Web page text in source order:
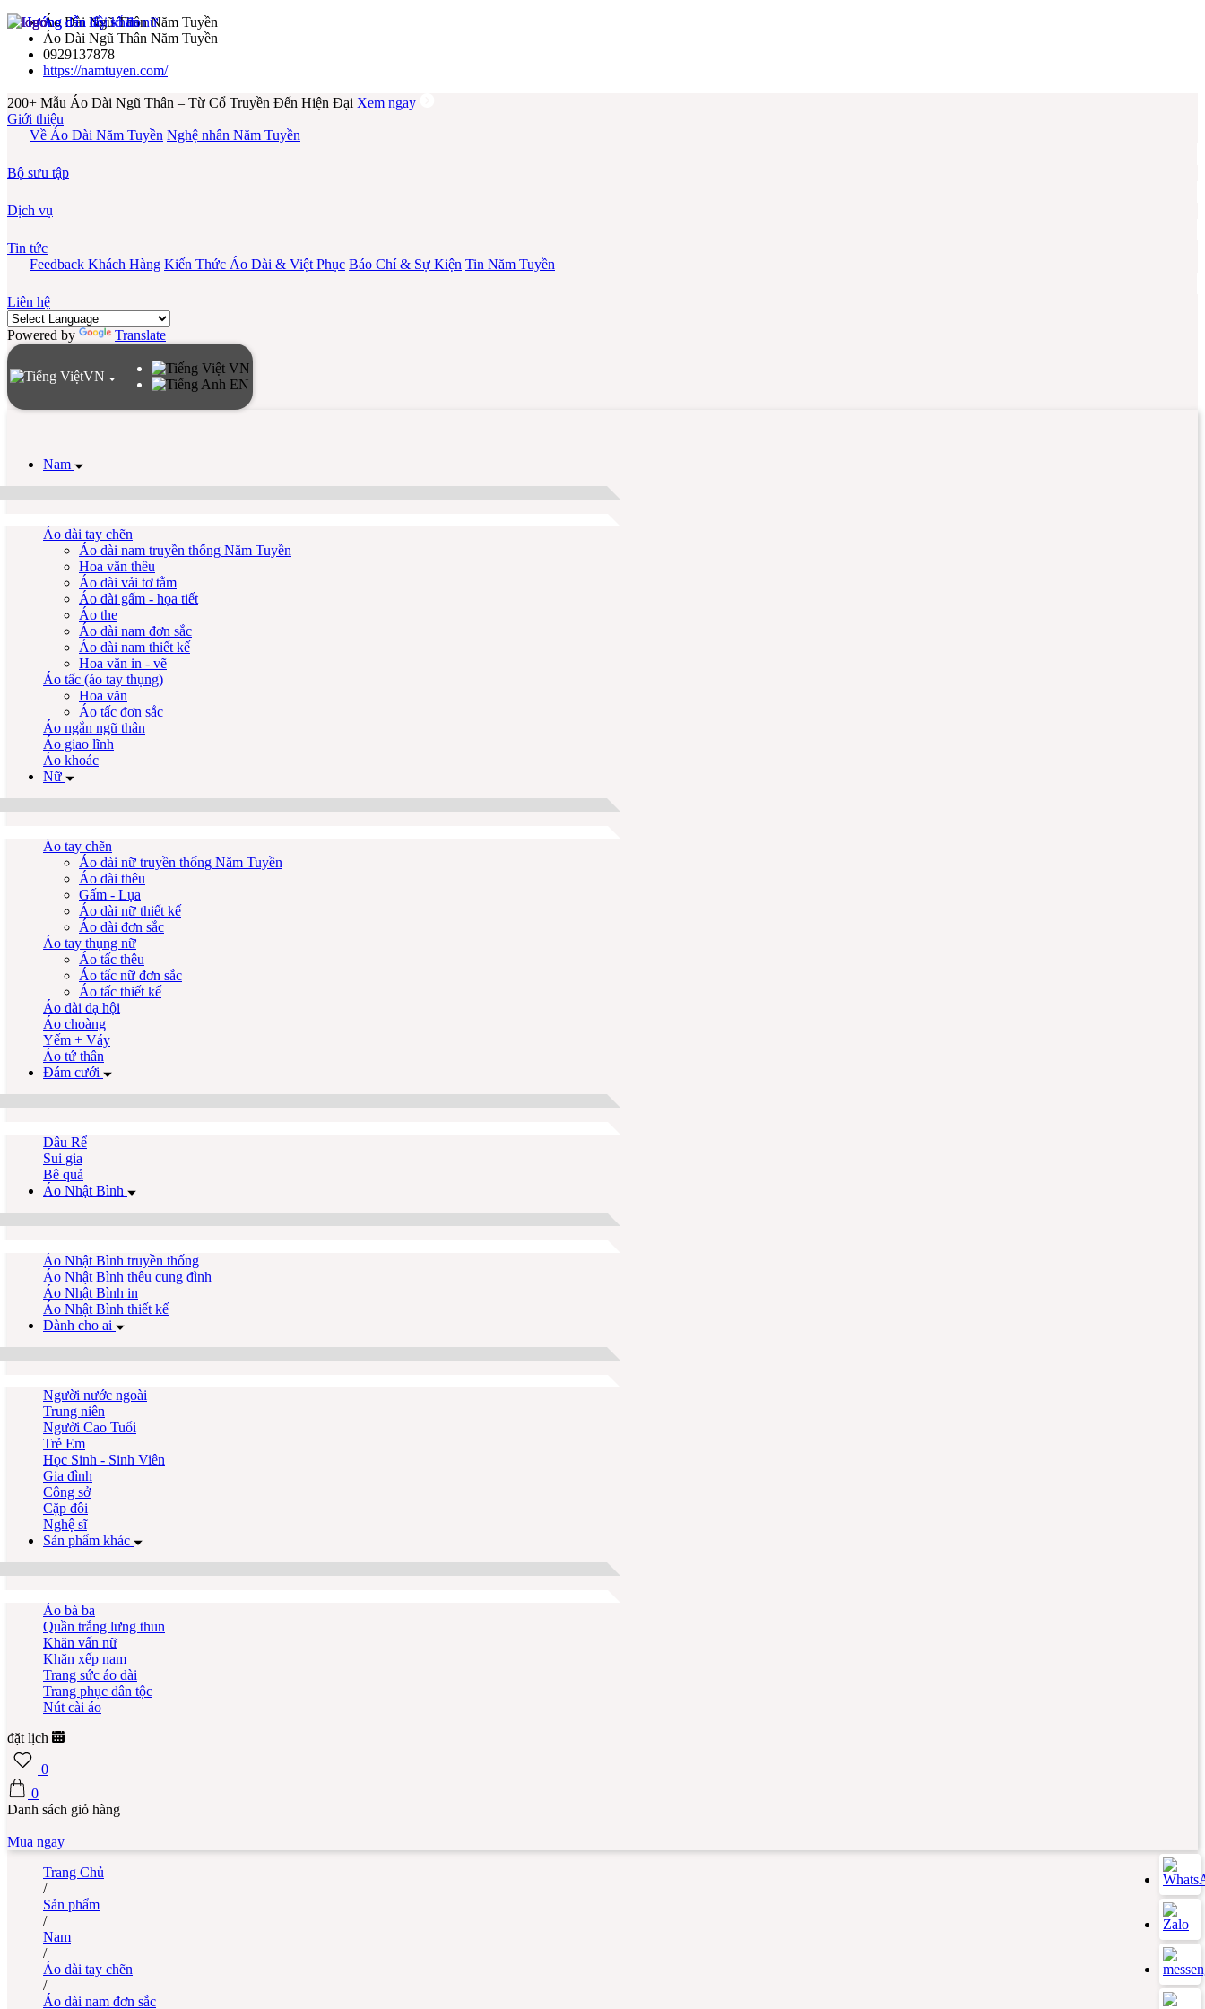
Áo Dài Ngũ Thân Năm Tuyền
Áo Dài Ngũ Thân Năm Tuyền
0929137878
https://namtuyen.com/
200+ Mẫu Áo Dài Ngũ Thân – Từ Cổ Truyền Đến Hiện Đại Xem ngay
Giới thiệu
Về Áo Dài Năm Tuyền Nghệ nhân Năm Tuyền
Bộ sưu tập
Dịch vụ
Tin tức
Feedback Khách Hàng Kiến Thức Áo Dài & Việt Phục Báo Chí & Sự Kiện Tin Năm Tuyền
Liên hệ
Powered by Translate
VN
VN
EN
Nam
Áo dài tay chẽn
Áo dài nam truyền thống Năm Tuyền
Hoa văn thêu
Áo dài vải tơ tằm
Áo dài gấm - họa tiết
Áo the
Áo dài nam đơn sắc
Áo dài nam thiết kế
Hoa văn in - vẽ
Áo tấc (áo tay thụng)
Hoa văn
Áo tấc đơn sắc
Áo ngắn ngũ thân
Áo giao lĩnh
Áo khoác
Nữ
Áo tay chẽn
Áo dài nữ truyền thống Năm Tuyền
Áo dài thêu
Gấm - Lụa
Áo dài nữ thiết kế
Áo dài đơn sắc
Áo tay thụng nữ
Áo tấc thêu
Áo tấc nữ đơn sắc
Áo tấc thiết kế
Áo dài dạ hội
Áo choàng
Yếm + Váy
Áo tứ thân
Đám cưới
Dâu Rể
Sui gia
Bê quả
Áo Nhật Bình
Áo Nhật Bình truyền thống
Áo Nhật Bình thêu cung đình
Áo Nhật Bình in
Áo Nhật Bình thiết kế
Dành cho ai
Người nước ngoài
Trung niên
Người Cao Tuổi
Trẻ Em
Học Sinh - Sinh Viên
Gia đình
Công sở
Cặp đôi
Nghệ sĩ
Sản phẩm khác
Áo bà ba
Quần trắng lưng thun
Khăn vấn nữ
Khăn xếp nam
Trang sức áo dài
Trang phục dân tộc
Nút cài áo
đặt lịch
0
0
Danh sách giỏ hàng
Mua ngay
Trang Chủ
/
Sản phẩm
/
Nam
/
Áo dài tay chẽn
/
Áo dài nam đơn sắc